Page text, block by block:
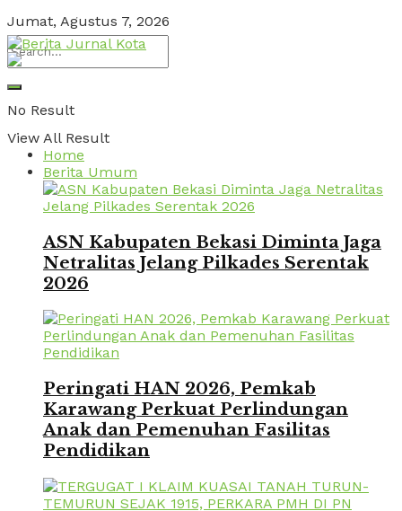
Jumat, Agustus 7, 2026
No Result
View All Result
Home
Berita Umum
ASN Kabupaten Bekasi Diminta Jaga
Netralitas Jelang Pilkades Serentak
2026
Peringati HAN 2026, Pemkab
Karawang Perkuat Perlindungan
Anak dan Pemenuhan Fasilitas
Pendidikan